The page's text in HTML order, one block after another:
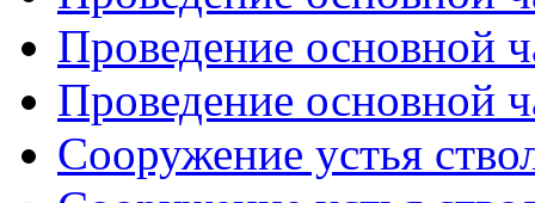
Проведение основной
Проведение основной
Сооружение устья